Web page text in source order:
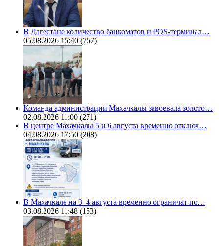
В Дагестане количество банкоматов и POS-терминал…
05.08.2026 15:40 (757)
Команда администрации Махачкалы завоевала золото…
02.08.2026 11:00 (271)
В центре Махачкалы 5 и 6 августа временно отключ…
04.08.2026 17:50 (208)
В Махачкале на 3–4 августа временно ограничат по…
03.08.2026 11:48 (153)